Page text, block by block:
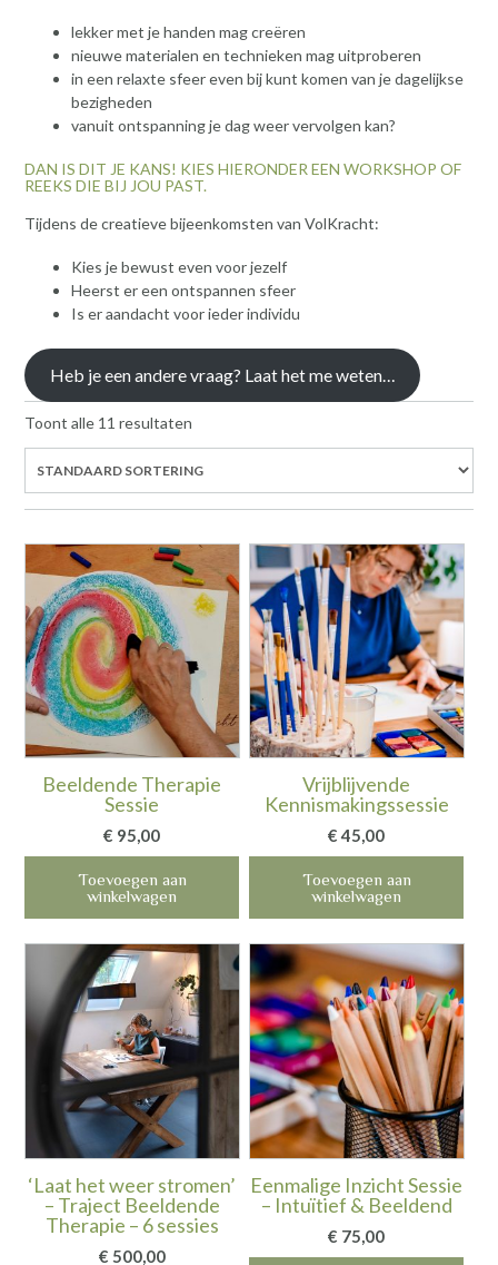
lekker met je handen mag creëren
nieuwe materialen en technieken mag uitproberen
in een relaxte sfeer even bij kunt komen van je dagelijkse
bezigheden
vanuit ontspanning je dag weer vervolgen kan?
DAN IS DIT JE KANS! KIES HIERONDER EEN WORKSHOP OF
REEKS DIE BIJ JOU PAST.
Tijdens de creatieve bijeenkomsten van VolKracht:
Kies je bewust even voor jezelf
Heerst er een ontspannen sfeer
Is er aandacht voor ieder individu
Heb je een andere vraag? Laat het me weten…
Toont alle 11 resultaten
Beeldende Therapie
Sessie
€ 95,00
Toevoegen aan
winkelwagen
Vrijblijvende
Kennismakingssessie
€45,00
Toevoegen aan
winkelwagen
‘Laat het weer stromen’
– Traject Beeldende
Therapie – 6 sessies
€ 500,00
Eenmalige Inzicht Sessie
– Intuïtief & Beeldend
€ 75,00